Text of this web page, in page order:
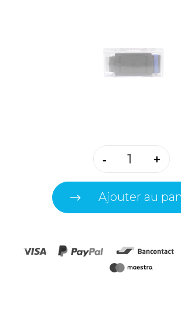
- +
Ajouter au